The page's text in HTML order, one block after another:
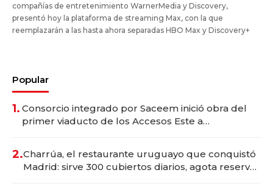
compañías de entretenimiento WarnerMedia y Discovery,
presentó hoy la plataforma de streaming Max, con la que
reemplazarán a las hasta ahora separadas HBO Max y Discovery+
Popular
1. Consorcio integrado por Saceem inició obra del
primer viaducto de los Accesos Este a
2.Charrúa, el restaurante uruguayo que conquistó
Madrid: sirve 300 cubiertos diarios, agota reservas